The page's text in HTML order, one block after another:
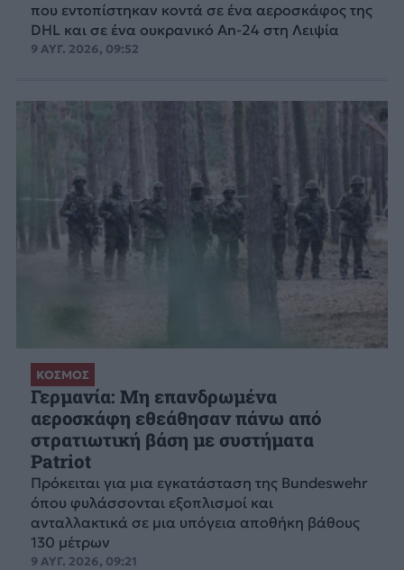
που εντοπίστηκαν κοντά σε ένα αεροσκάφος της
DHL και σε ένα ουκρανικό An-24 στη Λειψία
9 ΑΥΓ. 2026, 09:52
ΚΟΣΜΟΣ
Γερμανία: Μη επανδρωμένα
αεροσκάφη εθεάθησαν πάνω από
στρατιωτική βάση με συστήματα
Patriot
Πρόκειται για μια εγκατάσταση της Bundeswehr
όπου φυλάσσονται εξοπλισμοί και
ανταλλακτικά σε μια υπόγεια αποθήκη βάθους
130 μέτρων
9 ΑΥΓ. 2026, 09:21